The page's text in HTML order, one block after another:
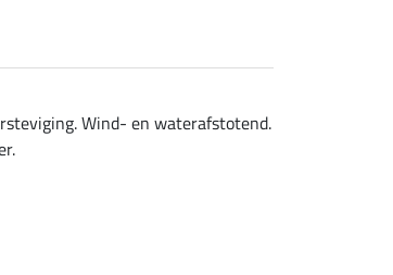
Wind- en waterafstotend.